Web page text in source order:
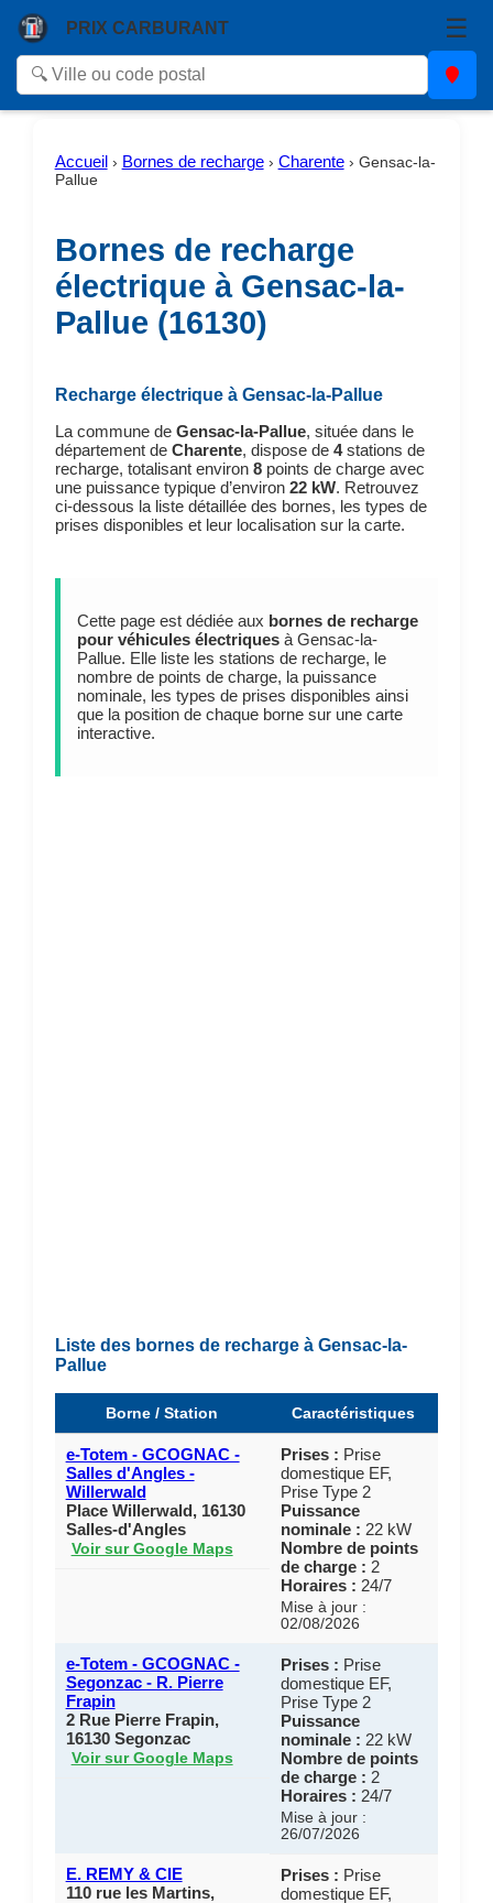
PRIX CARBURANT ☰
Accueil › Bornes de recharge› Charente› Gensac-la-
Pallue
Bornes de recharge
électrique à Gensac-la-
Pallue (16130)
Recharge électrique à Gensac-la-Pallue
La commune de Gensac-la-Pallue, située dans le
département de Charente, dispose de 4stations de
recharge, totalisant environ 8points de charge avec
une puissance typique d’environ 22 kW. Retrouvez
ci-dessous la liste détaillée des bornes, les types de
prises disponibles et leur localisation sur la carte.
Cette page est dédiée aux bornes de recharge
pour véhicules électriquesà Gensac-la-
Pallue. Elle liste les stations de recharge, le
nombre de points de charge, la puissance
nominale, les types de prises disponibles ainsi
que la position de chaque borne sur une carte
interactive.
Liste des bornes de recharge à Gensac-la-
Pallue
Borne / Station Caractéristiques
e-Totem - GCOGNAC -
Salles d'Angles -
Willerwald
Place Willerwald, 16130
Salles-d'Angles
Voir sur Google Maps
Prises : Prise
domestique EF,
Prise Type 2
Puissance
nominale : 22 kW
Nombre de points
de charge : 2
Horaires : 24/7
Mise à jour :
02/08/2026
e-Totem - GCOGNAC -
Segonzac - R. Pierre
Frapin
2 Rue Pierre Frapin,
16130 Segonzac
Voir sur Google Maps
Prises : Prise
domestique EF,
Prise Type 2
Puissance
nominale : 22 kW
Nombre de points
de charge : 2
Horaires : 24/7
Mise à jour :
26/07/2026
E. REMY & CIE
110 rue les Martins,
Prises : Prise
domestique EF,